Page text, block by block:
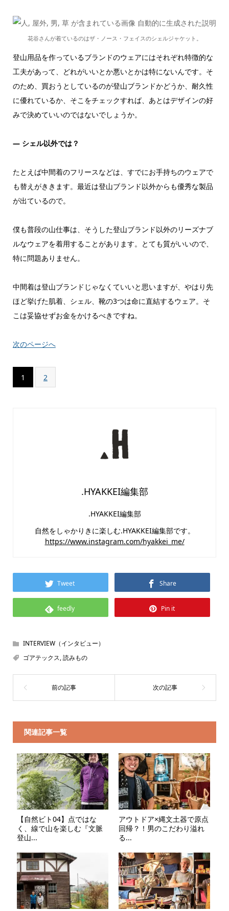
花谷さんが着ているのはザ・ノース・フェイスのシェルジャケット。
登山用品を作っているブランドのウェアにはそれぞれ特徴的な
工夫があって、どれがいいとか悪いとかは特にないんです。そ
のため、買おうとしているのが登山ブランドかどうか、耐久性
に優れているか、そこをチェックすれば、あとはデザインの好
みで決めていいのではないでしょうか。
― シェル以外では？
たとえば中間着のフリースなどは、すでにお手持ちのウェアで
も替えがききます。最近は登山ブランド以外からも優秀な製品
が出ているので。
僕も普段の山仕事は、そうした登山ブランド以外のリーズナブ
ルなウェアを着用することがあります。とても質がいいので、
特に問題ありません。
中間着は登山ブランドじゃなくていいと思いますが、やはり先
ほど挙げた肌着、シェル、靴の3つは命に直結するウェア。そ
こは妥協せずお金をかけるべきですね。
次のページへ
1 2
.HYAKKEI編集部
.HYAKKEI編集部
自然をしゃかりきに楽しむ.HYAKKEI編集部です。
https://www.instagram.com/hyakkei_me/
Tweet Share
feedly Pin it
INTERVIEW（インタビュー）
ゴアテックス,読みもの
関連記事一覧
【自然ビト04】点ではな
く、線で山を楽しむ『文脈
登山...
アウトドア×縄文土器で原点
回帰？！男のこだわり溢れ
る...